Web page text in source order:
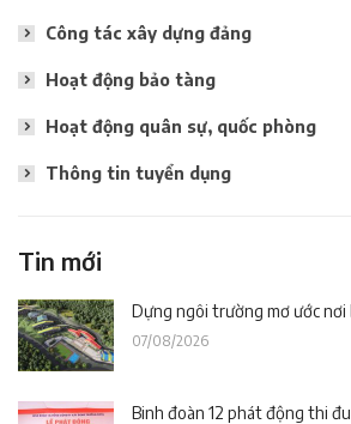
Công tác xây dựng đảng
Hoạt động bảo tàng
Hoạt động quân sự, quốc phòng
Thông tin tuyển dụng
Tin mới
Dựng ngôi trường mơ ước nơi
07/08/2026
Binh đoàn 12 phát động thi